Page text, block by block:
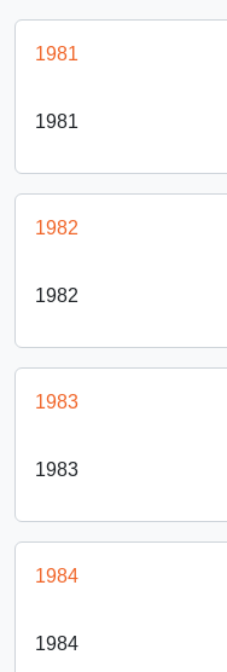
1981
1981
1982
1982
1983
1983
1984
1984